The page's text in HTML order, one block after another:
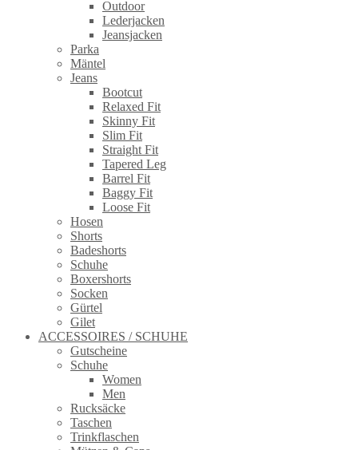
Outdoor
Lederjacken
Jeansjacken
Parka
Mäntel
Jeans
Bootcut
Relaxed Fit
Skinny Fit
Slim Fit
Straight Fit
Tapered Leg
Barrel Fit
Baggy Fit
Loose Fit
Hosen
Shorts
Badeshorts
Schuhe
Boxershorts
Socken
Gürtel
Gilet
ACCESSOIRES / SCHUHE
Gutscheine
Schuhe
Women
Men
Rucksäcke
Taschen
Trinkflaschen